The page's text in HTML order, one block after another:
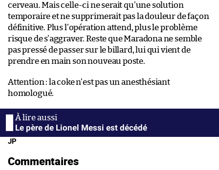
cerveau. Mais celle-ci ne serait qu’une solution
temporaire et ne supprimerait pas la douleur de façon
définitive. Plus l’opération attend, plus le problème
risque de s’aggraver. Reste que Maradona ne semble
pas pressé de passer sur le billard, lui qui vient de
prendre en main son nouveau poste.
Attention : la coke n’est pas un anesthésiant
homologué.
Le père de Lionel Messi est décédé
JP
Commentaires